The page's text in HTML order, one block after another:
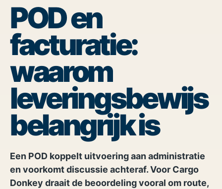
POD en
facturatie:
waarom
leveringsbewijs
belangrijk is
Een POD koppelt uitvoering aan administratie
en voorkomt discussie achteraf. Voor Cargo
Donkey draait de beoordeling vooral om route,